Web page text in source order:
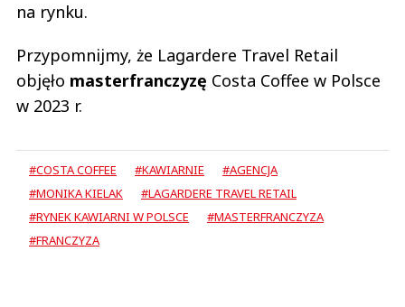
na rynku.
Przypomnijmy, że Lagardere Travel Retail
objęło masterfranczyzę Costa Coffee w Polsce
w 2023 r.
#COSTA COFFEE #KAWIARNIE
#AGENCJA
#MONIKA KIELAK
#LAGARDERE TRAVEL RETAIL
#RYNEK KAWIARNI W POLSCE
#MASTERFRANCZYZA
#FRANCZYZA